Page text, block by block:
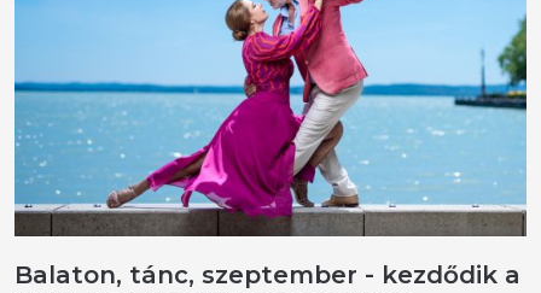
Balaton, tánc, szeptember - kezdődik a